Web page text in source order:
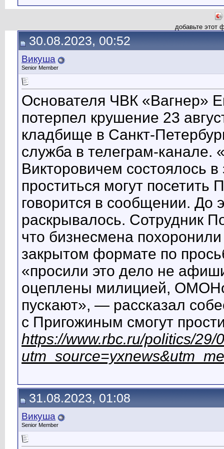
добавьте этот
30.08.2023, 00:52
Викуша
Senior Member
Основателя ЧВК «Вагнер»
потерпел крушение 23
кладбище в Санкт-
служба в телеграм-
Викторовичем
проститься могут
говорится в сообщении. До
раскрывалось. Сотрудник
что бизнесмена
закрытом формате по
«просили это дело не
оцеплены милицией,
пускают», — рассказал
с Пригожиным смогут
https://www.rbc.ru/politics/
31.08.2023, 01:08
Викуша
Senior Member